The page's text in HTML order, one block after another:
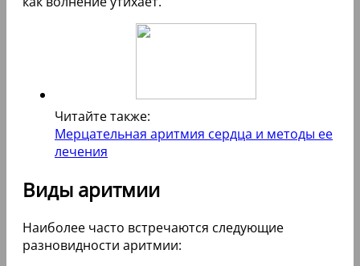
Читайте также:
Мерцательная аритмия сердца и методы ее
лечения
Виды аритмии
Наиболее часто встречаются следующие
разновидности аритмии: